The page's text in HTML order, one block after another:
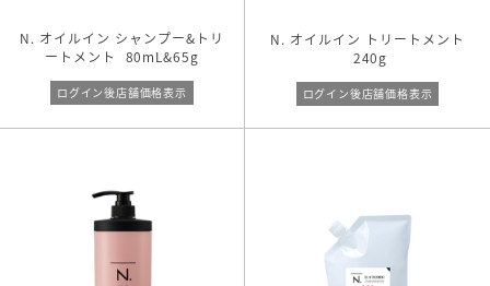
N. オイルイン シャンプー&トリ
ートメント
80mL&65g
ログイン後店舗価格表示
N. オイルイン トリートメント
240g
ログイン後店舗価格表示